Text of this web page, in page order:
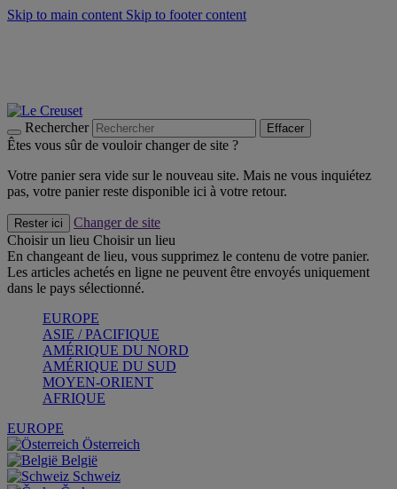
Skip to main content Skip to footer content
Rechercher Effacer
Êtes vous sûr de vouloir changer de site ?
Votre panier sera vide sur le nouveau site. Mais ne vous inquiétez
pas, votre panier reste disponible ici à votre retour.
Rester ici
Changer de site
Choisir un lieu Choisir un lieu
En changeant de lieu, vous supprimez le contenu de votre panier.
Les articles achetés en ligne ne peuvent être envoyés uniquement
dans le pays sélectionné.
EUROPE
ASIE / PACIFIQUE
AMÉRIQUE DU NORD
AMÉRIQUE DU SUD
MOYEN-ORIENT
AFRIQUE
EUROPE
Österreich
België
Schweiz